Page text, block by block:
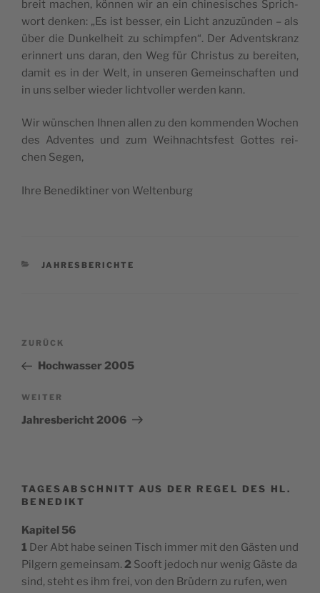
breit machen, kön­nen wir an ein chi­ne­si­sches Sprich­
wort den­ken: „Es ist bes­ser, ein Licht anzu­zün­den – als
über die Dun­kel­heit zu schimp­fen“. Der Advents­kranz
erin­nert uns dar­an, den Weg für Chris­tus zu berei­ten,
damit es in der Welt, in unse­ren Gemein­schaf­ten und
in uns sel­ber wie­der licht­vol­ler wer­den kann.
Wir wün­schen Ihnen allen zu den kom­men­den Wochen
des Adven­tes und zum Weih­nachts­fest Got­tes rei­
chen Segen,
Ihre Bene­dik­ti­ner von Weltenburg
KATEGORIEN
JAHRESBERICHTE
Beitragsnavigation
Vorheriger
Beitrag
ZURÜCK
Hochwasser 2005
Nächster
Beitrag
WEITER
Jahresbericht 2006
TAGESABSCHNITT AUS DER REGEL DES HL.
BENEDIKT
Kapitel 56
1 Der Abt habe seinen Tisch immer mit den Gästen und
Pilgern gemeinsam. 2 Sooft jedoch nur wenig Gäste da
sind, steht es ihm frei, von den Brüdern zu rufen, wen